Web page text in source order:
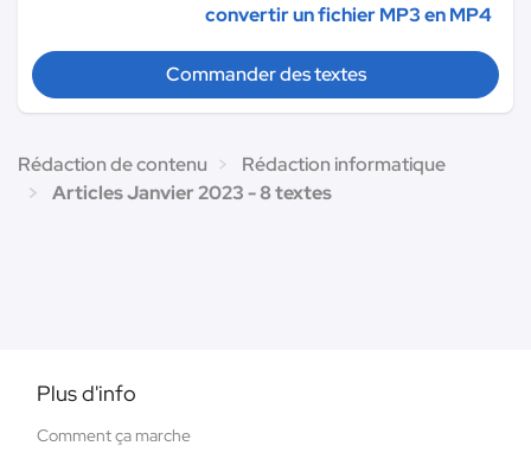
convertir un fichier MP3 en MP4
Commander des textes
Rédaction de contenu
Rédaction informatique
Articles Janvier 2023 - 8 textes
Plus d'info
Comment ça marche